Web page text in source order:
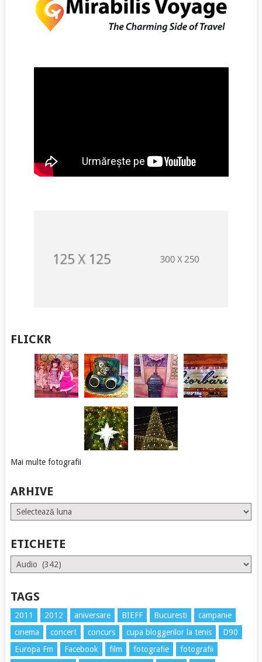
FLICKR
Mai multe fotografii
ARHIVE
Arhive
ETICHETE
Etichete
TAGS
2011 2012 aniversare BIEFF Bucuresti
campanie
cinema
concert concurs cupa bloggerilor la tenis
D90
Europa Fm
Facebook film fotografie
fotografii